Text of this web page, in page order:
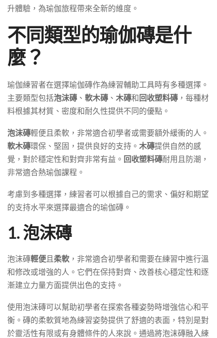
升體驗，為瑜伽旅程帶來全新的維度。
不同類型的瑜伽磚是什
麼？
瑜伽練習者在選擇瑜伽磚作為練習輔助工具時有多種選擇。
主要類型包括泡沫磚 、 軟木磚 、 木磚和回收塑料磚 ，每種材
料根據其材質、密度和耐久性提供不同的優點。
泡沫磚輕便且柔軟，非常適合初學者或需要額外緩衝的人。
軟木磚環保、堅固，提供良好的支持。 木磚提供自然的感
覺，對於穩定性和對齊非常有益。 回收塑料磚耐用且防潮，
非常適合熱瑜伽課程。
考慮到多種選擇，練習者可以根據自己的需求、偏好和期望
的支持水平來選擇最適合的瑜伽磚。
1. 泡沫磚
泡沫磚輕便且 柔軟 ，非常適合初學者和需要在練習中進行溫
和修改或增強的人。它們在保持對齊、改善核心穩定性和逐
漸建立力量方面提供出色的支持。
使用泡沫磚可以幫助初學者在探索各種姿勢時增強信心和平
衡。磚的柔軟質地為練習姿勢提供了舒適的表面，特別是對
於靈活性有限或有身體條件的人來說。通過將泡沫磚融入練